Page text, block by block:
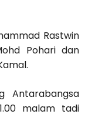
Rastwin
Pohari dan
Antarabangsa
malam tadi